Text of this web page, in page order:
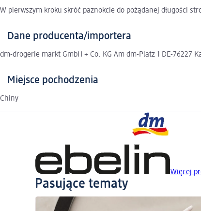
W pierwszym kroku skróć paznokcie do pożądanej długości
Dane producenta/importera
dm-drogerie markt GmbH + Co. KG Am dm-Platz 1 DE-76227
Miejsce pochodzenia
Chiny
Więcej
Pasujące tematy